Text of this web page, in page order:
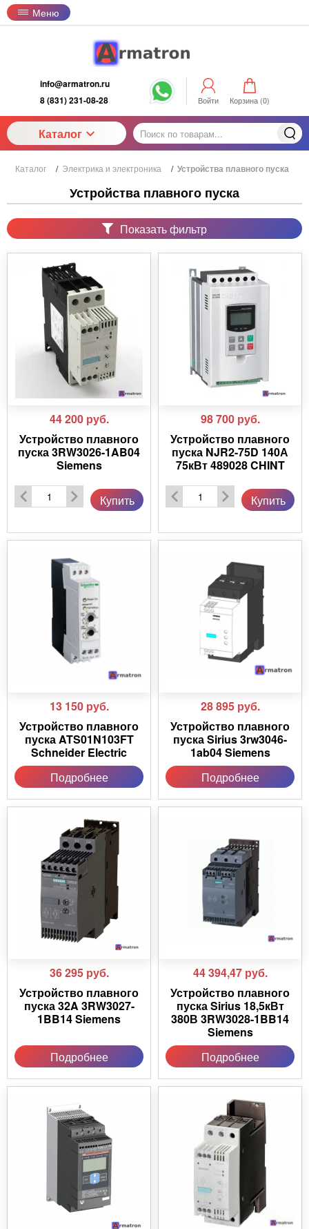
Меню
info@armatron.ru
8 (831) 231-08-28
Войти Корзина (0)
Каталог
Каталог / Электрика и электроника / Устройства плавного пуска
Устройства плавного пуска
Показать фильтр
44 200 руб.
Устройство плавного
пуска 3RW3026-1AB04
Siemens
Купить
98 700 руб.
Устройство плавного
пуска NJR2-75D 140А
75кВт 489028 CHINT
Купить
13 150 руб.
Устройство плавного
пуска ATS01N103FT
Schneider Electric
Подробнее
28 895 руб.
Устройство плавного
пуска Sirius 3rw3046-
1ab04 Siemens
Подробнее
36 295 руб.
Устройство плавного
пуска 32A 3RW3027-
1BB14 Siemens
Подробнее
44 394,47 руб.
Устройство плавного
пуска Sirius 18,5кВт
380В 3RW3028-1BB14
Siemens
Подробнее